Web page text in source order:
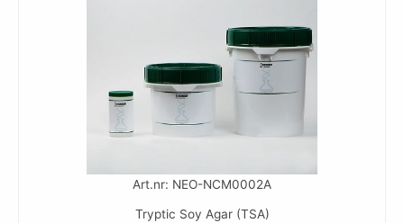
Art.nr: NEO-NCM0002A
Tryptic Soy Agar (TSA)